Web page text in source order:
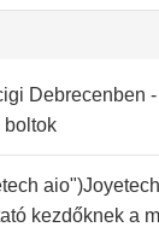
Debrecenben
boltok
kezdőknek a